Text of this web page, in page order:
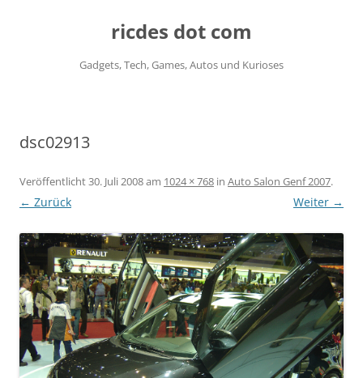
ricdes dot com
Gadgets, Tech, Games, Autos und Kurioses
dsc02913
Veröffentlicht30. Juli 2008am 1024 × 768 in Auto Salon Genf 2007.
← Zurück Weiter →